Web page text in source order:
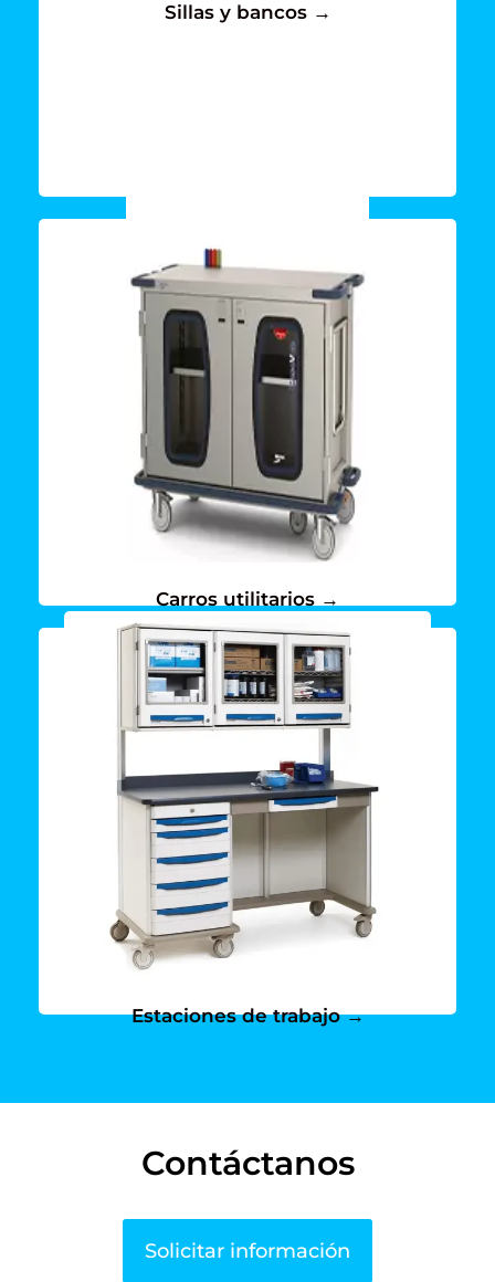
Sillas y bancos →
Carros utilitarios →
Conoce todas las opciones que tenemos
para ti
Ver mas →
Estaciones de trabajo →
Conoce todas las opciones que tenemos
para ti
Ver mas →
Contáctanos
Solicitar información